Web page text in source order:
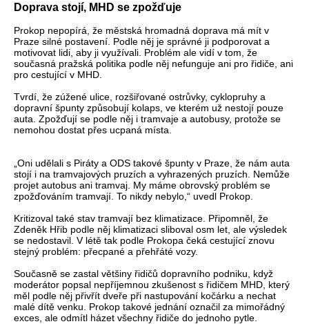
Doprava stojí, MHD se zpožďuje
Prokop nepopírá, že městská hromadná doprava má mít v
Praze silné postavení. Podle něj je správné ji podporovat a
motivovat lidi, aby ji využívali. Problém ale vidí v tom, že
současná pražská politika podle něj nefunguje ani pro řidiče, ani
pro cestující v MHD.
Tvrdí, že zúžené ulice, rozšiřované ostrůvky, cyklopruhy a
dopravní špunty způsobují kolaps, ve kterém už nestojí pouze
auta. Zpožďují se podle něj i tramvaje a autobusy, protože se
nemohou dostat přes ucpaná místa.
„Oni udělali s Piráty a ODS takové špunty v Praze, že nám auta
stojí i na tramvajových pruzích a vyhrazených pruzích. Nemůže
projet autobus ani tramvaj. My máme obrovský problém se
zpožďováním tramvají. To nikdy nebylo,“ uvedl Prokop.
Kritizoval také stav tramvají bez klimatizace. Připomněl, že
Zdeněk Hřib podle něj klimatizaci sliboval osm let, ale výsledek
se nedostavil. V létě tak podle Prokopa čeká cestující znovu
stejný problém: přecpané a přehřáté vozy.
Současně se zastal většiny řidičů dopravního podniku, když
moderátor popsal nepříjemnou zkušenost s řidičem MHD, který
měl podle něj přivřít dveře při nastupování kočárku a nechat
malé dítě venku. Prokop takové jednání označil za mimořádný
exces, ale odmítl házet všechny řidiče do jednoho pytle.